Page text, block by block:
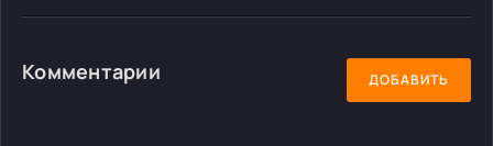
Комментарии ДОБАВИТЬ